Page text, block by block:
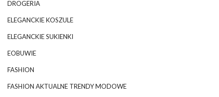
DROGERIA
ELEGANCKIE KOSZULE
ELEGANCKIE SUKIENKI
EOBUWIE
FASHION
FASHION AKTUALNE TRENDY MODOWE